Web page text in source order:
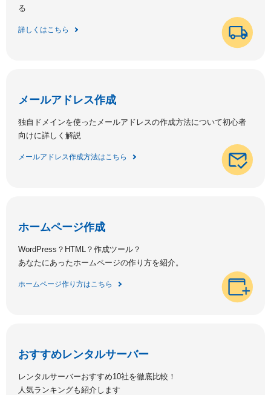
る
詳しくはこちら
メールアドレス作成
独自ドメインを使ったメールアドレスの作成方法について初心者
向けに詳しく解説
メールアドレス作成方法はこちら
ホームページ作成
WordPress？HTML？作成ツール？
あなたにあったホームページの作り方を紹介。
ホームページ作り方はこちら
おすすめレンタルサーバー
レンタルサーバーおすすめ10社を徹底比較！
人気ランキングも紹介します